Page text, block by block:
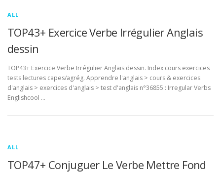
ALL
TOP43+ Exercice Verbe Irrégulier Anglais
dessin
TOP43+ Exercice Verbe Irrégulier Anglais dessin. Index cours exercices
tests lectures capes/agrég. Apprendre l'anglais > cours & exercices
d'anglais > exercices d'anglais > test d'anglais n°36855 : Irregular Verbs
Englishcool …
ALL
TOP47+ Conjuguer Le Verbe Mettre Fond